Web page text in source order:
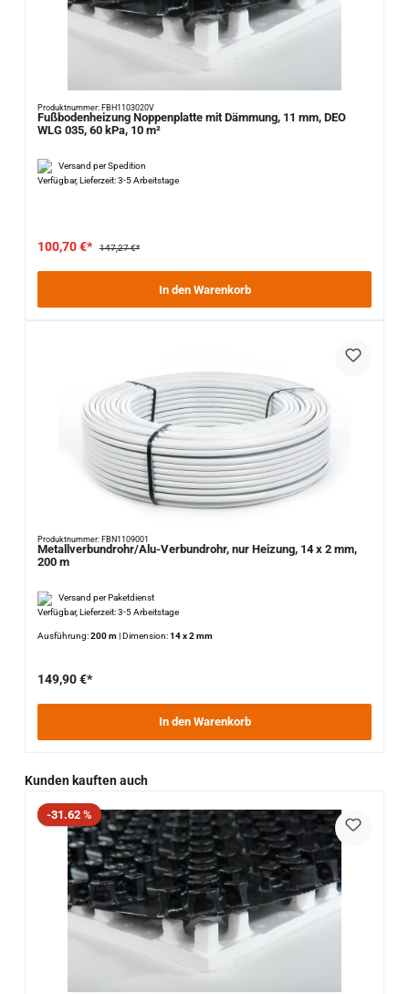
Produktnummer: FBH1103020V
Fußbodenheizung Noppenplatte mit Dämmung, 11 mm, DEO
WLG 035, 60 kPa, 10 m²
Versand per Spedition
Verfügbar, Lieferzeit: 3-5 Arbeitstage
100,70 €* 147,27 €*
In den Warenkorb
Produktnummer: FBN1109001
Metallverbundrohr/Alu-Verbundrohr, nur Heizung, 14 x 2 mm,
200 m
Versand per Paketdienst
Verfügbar, Lieferzeit: 3-5 Arbeitstage
Ausführung:200 m|Dimension:14 x 2 mm
149,90 €*
In den Warenkorb
Produktgalerie überspringen
Kunden kauften auch
Rabatt
-31.62 %